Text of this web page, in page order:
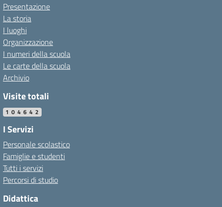
Presentazione
La storia
I luoghi
Organizzazione
I numeri della scuola
Le carte della scuola
Archivio
Visite totali
104642
I Servizi
Personale scolastico
Famiglie e studenti
Tutti i servizi
Percorsi di studio
Didattica